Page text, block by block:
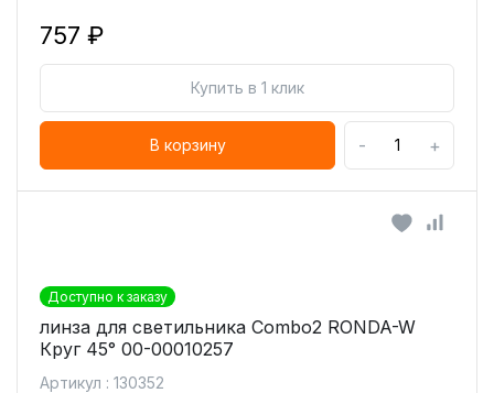
757 ₽
Купить в 1 клик
В корзину - +
Доступно к заказу
линза для светильника Combo2 RONDA-W
Круг 45° 00-00010257
Артикул : 130352